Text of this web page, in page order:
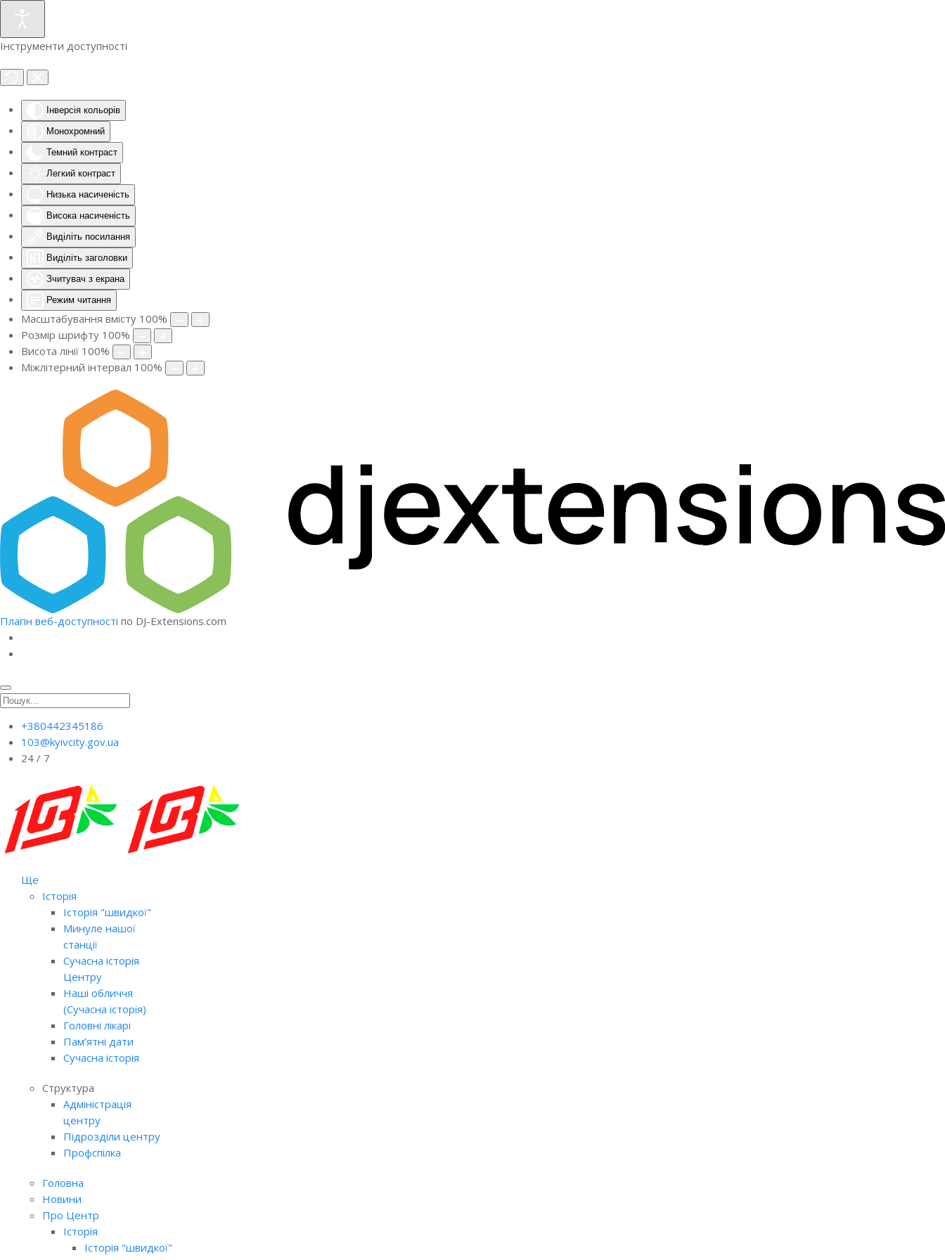
Інструменти доступності
Інверсія кольорів
Монохромний
Темний контраст
Легкий контраст
Низька насиченість
Висока насиченість
Виділіть посилання
Виділіть заголовки
Зчитувач з екрана
Режим читання
Масштабування вмісту 100%
Розмір шрифту 100%
Висота лінії 100%
Міжлітерний інтервал 100%
Плагін веб-доступності по DJ-Extensions.com
+380442345186
103@kyivcity.gov.ua
24 / 7
Ще
Історія
Історія "швидкої"
Минуле нашої
станції
Сучасна історія
Центру
Наші обличчя
(Сучасна історія)
Головні лікарі
Пам’ятні дати
Сучасна історія
Структура
Адміністрація
центру
Підрозділи центру
Профспілка
Головна
Новини
Про Центр
Історія
Історія "швидкої"